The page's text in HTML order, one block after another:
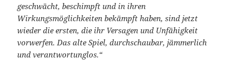
geschwächt, beschimpft und in ihren
Wirkungsmöglichkeiten bekämpft haben, sind jetzt
wieder die ersten, die ihr Versagen und Unfähigkeit
vorwerfen. Das alte Spiel, durchschaubar, jämmerlich
und verantwortunglos.“